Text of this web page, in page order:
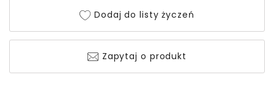
Dodaj do listy życzeń
Zapytaj o produkt